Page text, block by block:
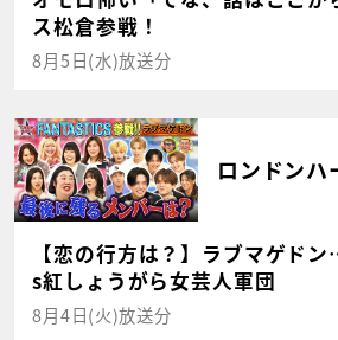
ス松倉参戦！
8月5日(水)放送分
ロンドンハ
【恋の行方は？】ラブマゲド
s紅しょうがら女芸人軍団
8月4日(火)放送分